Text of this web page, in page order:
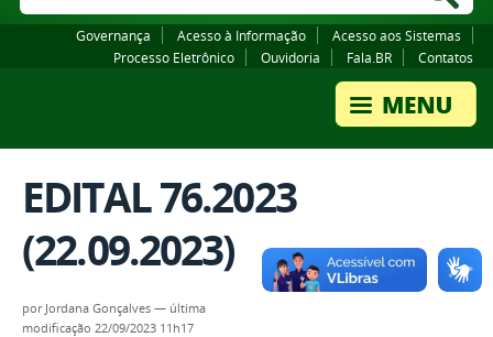
Governança Acesso à Informação
Acesso aos Sistemas
Processo Eletrônico
Ouvidoria Fala.BR Contatos
EDITAL 76.2023
(22.09.2023)
por Jordana Gonçalves — última
modificação 22/09/2023 11h17